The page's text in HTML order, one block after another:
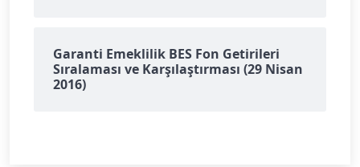
Garanti Emeklilik BES Fon Getirileri
Sıralaması ve Karşılaştırması (29 Nisan
2016)